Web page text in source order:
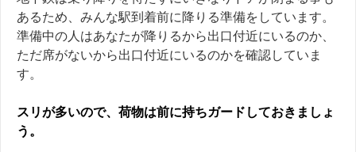
あるため、みんな駅到着前に降りる準備をしています。
準備中の人はあなたが降りるから出口付近にいるのか、
ただ席がないから出口付近にいるのかを確認していま
す。
スリが多いので、荷物は前に持ちガードしておきましょ
う。